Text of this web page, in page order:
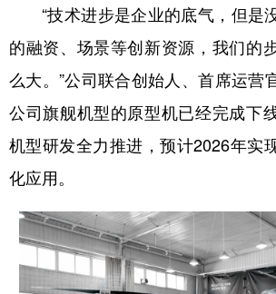
“技术进步是企业的底气，但是
的融资、场景等创新资源，我们的
么大。”公司联合创始人、首席运营
公司旗舰机型的原型机已经完成下
机型研发全力推进，预计2026年实
化应用。